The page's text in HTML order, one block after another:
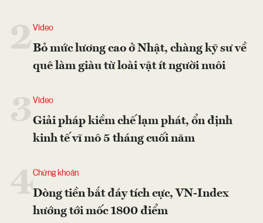
2Video
Bỏ mức lương cao ở Nhật, chàng kỹ sư về
quê làm giàu từ loài vật ít người nuôi
Video
Giải pháp kiềm chế lạm phát, ổn định
kinh tế vĩ mô 5 tháng cuối năm
4Chứng khoán
Dòng tiền bắt đáy tích cực, VN-Index
hướng tới mốc 1800 điểm